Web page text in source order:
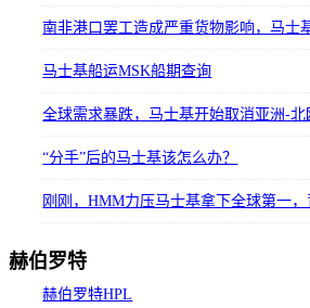
马士基船运MSK船期查询
“分手”后的马士基该怎么办？
刚刚，HMM力压马士基拿下全球第一
赫伯罗特
赫伯罗特HPL